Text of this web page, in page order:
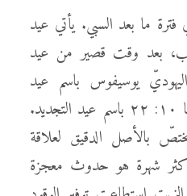
فترة ما بعد السبي. يأتي عيد
بعد وقت قصير من عيد
يوسيفوس باسم عيد
الأنوار، بينما يشير إليه يوحنا ١٠: ٢٢ باسم عيد التجديد.
بالأصل الدقيق لعلاقة
شهرة هو حدوث معجزة